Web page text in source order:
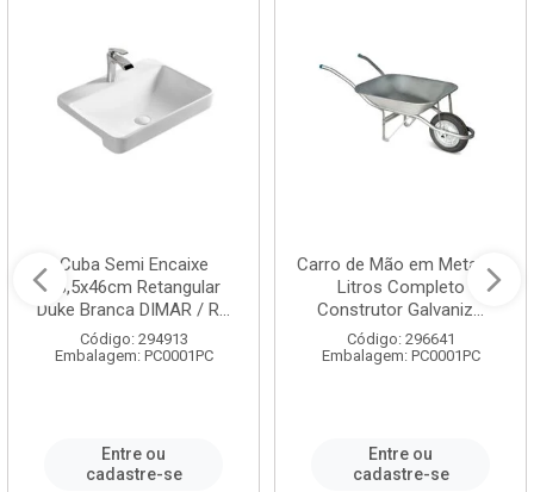
Cuba Semi Encaixe
58,5x46cm Retangular
Duke Branca DIMAR / R...
Código: 294913
Embalagem: PC0001PC
Entre ou
cadastre-se
Carro de Mão em Metal 60
Litros Completo
Construtor Galvaniz...
Código: 296641
Embalagem: PC0001PC
Entre ou
cadastre-se